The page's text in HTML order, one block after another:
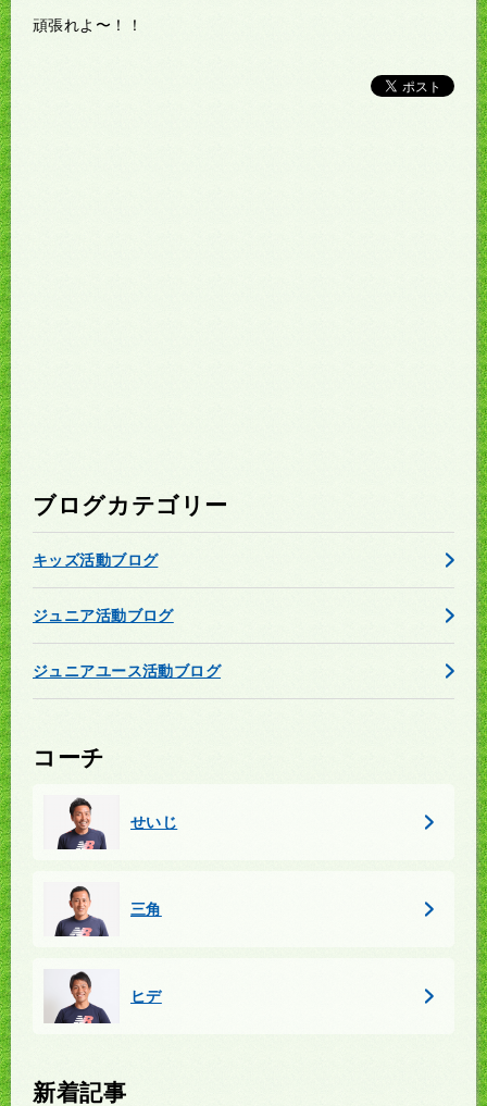
頑張れよ〜！！
ブログカテゴリー
キッズ活動ブログ
ジュニア活動ブログ
ジュニアユース活動ブログ
コーチ
せいじ
三角
ヒデ
新着記事